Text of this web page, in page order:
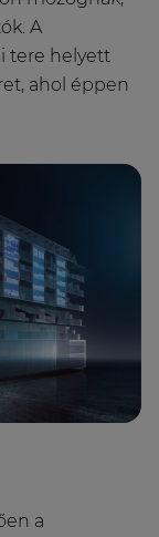
A
tere helyett
ahol éppen
a